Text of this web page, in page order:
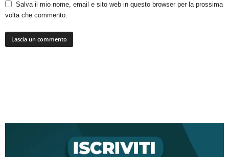
Salva il mio nome, email e sito web in questo browser per la prossima
volta che commento.